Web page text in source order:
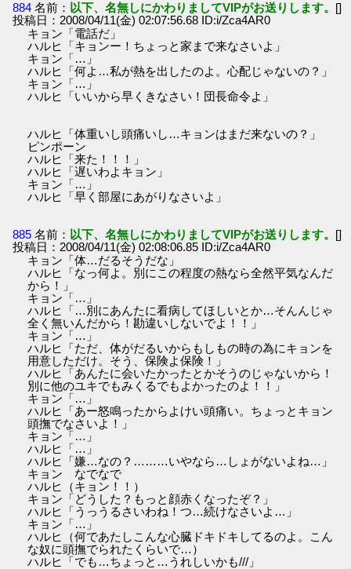
884 名前： 以下、名無しにかわりましてVIPがお送りします。 []
投稿日：2008/04/11(金) 02:07:56.68 ID:i/Zca4AR0
キョン「電話だ」
ハルヒ「キョンー！ちょっと家まで来なさいよ」
キョン「…」
ハルヒ「何よ…私が熱を出したのよ。心配じゃないの？」
キョン「…」
ハルヒ「いいから早くきなさい！団長命令よ」
ハルヒ「体重いし頭痛いし…キョンはまだ来ないの？」
ピンポーン
ハルヒ「来た！！！」
ハルヒ「遅いわよキョン」
キョン「…」
ハルヒ「早く部屋にあがりなさいよ」
885 名前： 以下、名無しにかわりましてVIPがお送りします。 []
投稿日：2008/04/11(金) 02:08:06.85 ID:i/Zca4AR0
キョン「体…だるそうだな」
ハルヒ「なっ何よ。別にこの程度の熱なら全然平気なんだ
から！」
キョン「…」
ハルヒ「…別にあんたに看病してほしいとか…そんんじゃ
全く無いんだから！勘違いしないでよ！！」
キョン「…」
ハルヒ「ただ、体がだるいからもしもの時の為にキョンを
用意しただけ。そう、保険よ保険！」
ハルヒ「あんたに会いたかったとかそうのじゃないから！
別に他のユキでもみくるでもよかったのよ！！」
キョン「…」
ハルヒ「あー怒鳴ったからよけい頭痛い。ちょっとキョン
頭撫でなさいよ！」
キョン「…」
ハルヒ「…」
ハルヒ「嫌…なの？………いやなら…しょがないよね…」
キョン なでなで
ハルヒ（キョン！！）
キョン「どうした？もっと顔赤くなったぞ？」
ハルヒ「うっうるさいわね！つ…続けなさいよ…」
キョン「…」
ハルヒ（何であたしこんな心臓ドキドキしてるのよ。こん
な奴に頭撫でられたくらいで…）
ハルヒ「でも…ちょっと…うれしいかも///」